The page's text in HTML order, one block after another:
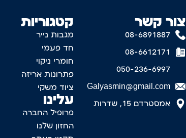
קטגוריות
מגבות נייר
חד פעמי
חומרי ניקוי
פתרונות אריזה
ציוד משקי
עלינו
פרופיל החברה
החזון שלנו
צור קשר
08-6891887
08-6612171
050-236-6997
Galyasmin@gmail.com
אמסטרדם 15, שדרות